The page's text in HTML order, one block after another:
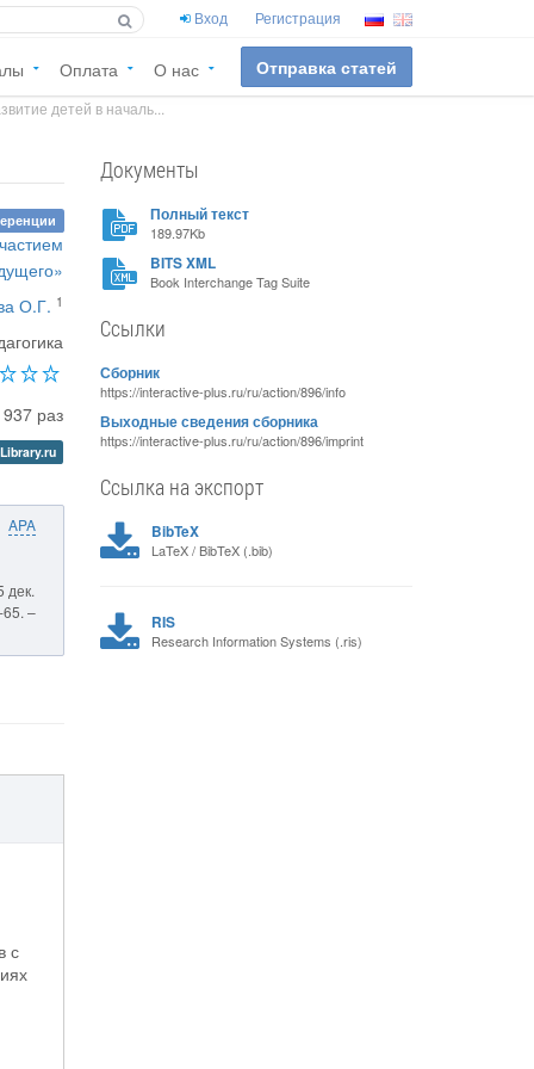
Вход Регистрация
Оплата О нас Отправка статей
детей в началь...
О.Г. 1
937 раз
APA
дек.
65. –
с
Документы
Полный текст
189.97Kb
BITS XML
Book Interchange Tag Suite
Ссылки
Сборник
https://interactive-plus.ru/ru/action/896/info
Выходные сведения сборника
https://interactive-plus.ru/ru/action/896/imprint
Ссылка на экспорт
BibTeX
LaTeX / BibTeX (.bib)
RIS
Research Information Systems (.ris)